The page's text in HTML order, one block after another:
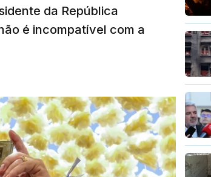
da República
é incompatível com a